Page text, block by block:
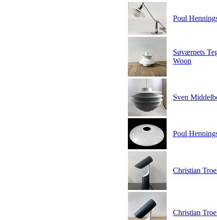
Poul
Søværnets
Woop
Sven
Poul
Christian
Christian